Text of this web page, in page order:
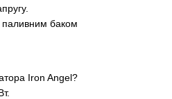
Iron Angel?